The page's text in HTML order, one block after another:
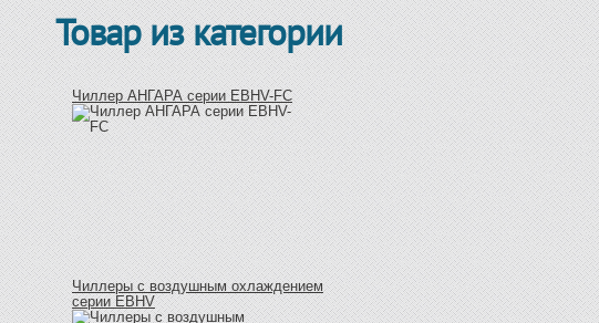
Товар из категории
Чиллер АНГАРА серии EBHV-FC
Чиллеры с воздушным охлаждением
серии EBHV